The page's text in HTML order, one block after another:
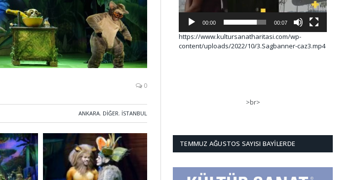
0
ANKARA, DIĞER, İSTANBUL
00:00 00:07
https://www.kultursanatharitasi.com/wp-
content/uploads/2022/10/3.Sagbanner-caz3.mp4
>br>
TEMMUZ AĞUSTOS SAYISI BAYILERDE